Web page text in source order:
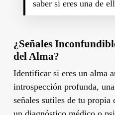
saber si eres una de
¿Señales
del Alma?
Identificar si eres un alma
introspección profunda,
señales sutiles de tu propia